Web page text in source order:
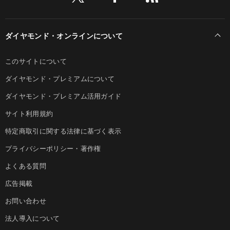
ダイヤモンド・オンラインについて
このサイトについて
ダイヤモンド・プレミアムについて
ダイヤモンド・プレミアム活用ガイド
サイト利用規約
特定商取引に関する法律に基づく表示
プライバシーポリシー・著作権
よくある質問
広告掲載
お問い合わせ
法人導入について